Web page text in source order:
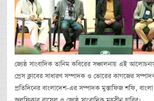
জ্যেষ্ঠ সাংবাদিক তানিম কবিরের সঞ্চালনায় এই
প্রেস ক্লাবের সাধারণ সম্পাদক ও ভোরের কাগজের
প্রতিদিনের বাংলাদেশ-এর সম্পাদক মুস্তাফিজ শফি,